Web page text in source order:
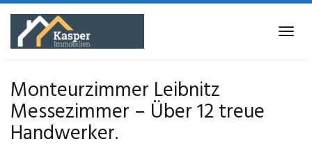
Skip
main
Monteurzimmer Leibnitz
Messezimmer – Über 12 treue
Handwerker.